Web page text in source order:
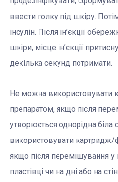
ввести голку під шкіру.
інсулін. Після ін’єкції
шкіри, місце ін’єкції
декілька секунд потримати.
Не можна використовувати
препаратом, якщо після
утворюється однорідна біла
використовувати картридж/
якщо після перемішування у
пластівці чи на дні або на